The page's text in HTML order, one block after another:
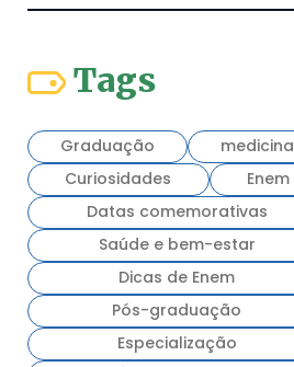
Tags
Graduação
medicina
Curiosidades
Enem
Datas comemorativas
Saúde e bem-estar
Dicas de Enem
Pós-graduação
Especialização